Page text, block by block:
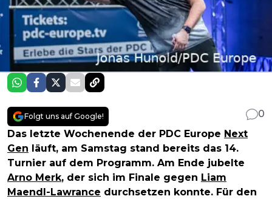
Folgt uns auf Google!
0
Das letzte Wochenende der PDC Europe Next
Gen läuft, am Samstag stand bereits das 14.
Turnier auf dem Programm. Am Ende jubelte
Arno Merk, der sich im Finale gegen Liam
Maendl-Lawrance durchsetzen konnte. Für den